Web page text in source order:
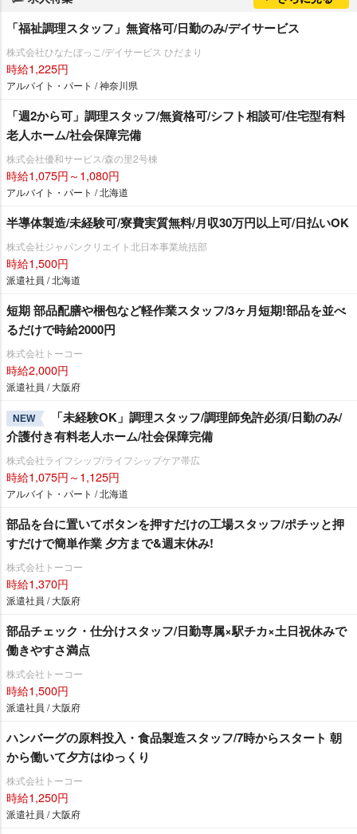
「福祉調理スタッフ」無資格可/日勤のみ/デイサービス
株式会社ひなたぼっこ/デイサービス ひだまり
時給1,225円
アルバイト・パート / 神奈川県
「週2から可」調理スタッフ/無資格可/シフト相談可/住宅型有料
老人ホーム/社会保障完備
株式会社優和サービス/森の里2号棟
時給1,075円～1,080円
アルバイト・パート / 北海道
半導体製造/未経験可/寮費実質無料/月収30万円以上可/日払いOK
株式会社ジャパンクリエイト北日本事業統括部
時給1,500円
派遣社員 / 北海道
短期 部品配膳や梱包など軽作業スタッフ/3ヶ月短期!部品を並べ
るだけで時給2000円
株式会社トーコー
時給2,000円
派遣社員 / 大阪府
NEW
「未経験OK」調理スタッフ/調理師免許必須/日勤のみ/
介護付き有料老人ホーム/社会保障完備
株式会社ライフシップ/ライフシップケア帯広
時給1,075円～1,125円
アルバイト・パート / 北海道
部品を台に置いてボタンを押すだけの工場スタッフ/ポチッと押
すだけで簡単作業 夕方まで&週末休み!
株式会社トーコー
時給1,370円
派遣社員 / 大阪府
部品チェック・仕分けスタッフ/日勤専属×駅チカ×土日祝休みで
働きやすさ満点
株式会社トーコー
時給1,500円
派遣社員 / 大阪府
ハンバーグの原料投入・食品製造スタッフ/7時からスタート 朝
から働いて夕方はゆっくり
株式会社トーコー
時給1,250円
派遣社員 / 大阪府